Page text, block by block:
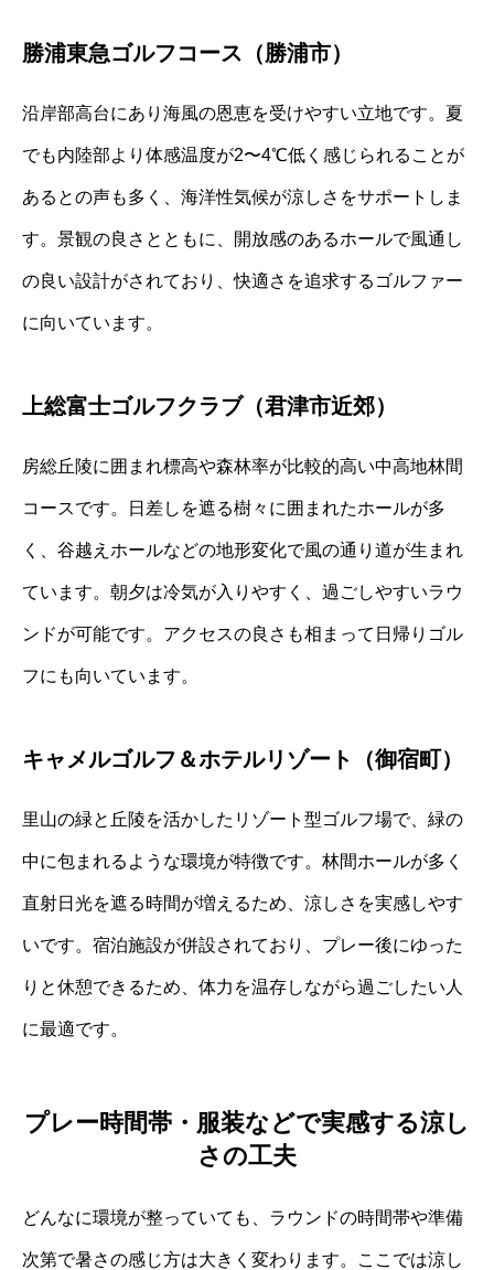
勝浦東急ゴルフコース（勝浦市）
沿岸部高台にあり海風の恩恵を受けやすい立地です。夏
でも内陸部より体感温度が2〜4℃低く感じられることが
あるとの声も多く、海洋性気候が涼しさをサポートしま
す。景観の良さとともに、開放感のあるホールで風通し
の良い設計がされており、快適さを追求するゴルファー
に向いています。
上総富士ゴルフクラブ（君津市近郊）
房総丘陵に囲まれ標高や森林率が比較的高い中高地林間
コースです。日差しを遮る樹々に囲まれたホールが多
く、谷越えホールなどの地形変化で風の通り道が生まれ
ています。朝夕は冷気が入りやすく、過ごしやすいラウ
ンドが可能です。アクセスの良さも相まって日帰りゴル
フにも向いています。
キャメルゴルフ＆ホテルリゾート（御宿町）
里山の緑と丘陵を活かしたリゾート型ゴルフ場で、緑の
中に包まれるような環境が特徴です。林間ホールが多く
直射日光を遮る時間が増えるため、涼しさを実感しやす
いです。宿泊施設が併設されており、プレー後にゆった
りと休憩できるため、体力を温存しながら過ごしたい人
に最適です。
プレー時間帯・服装などで実感する涼し
さの工夫
どんなに環境が整っていても、ラウンドの時間帯や準備
次第で暑さの感じ方は大きく変わります。ここでは涼し